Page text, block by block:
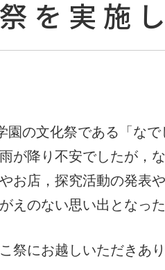
を実施
園の文化祭である「なで
が降り不安でしたが，
お店，探究活動の発表
えのない思い出となった
祭にお越しいただきあ